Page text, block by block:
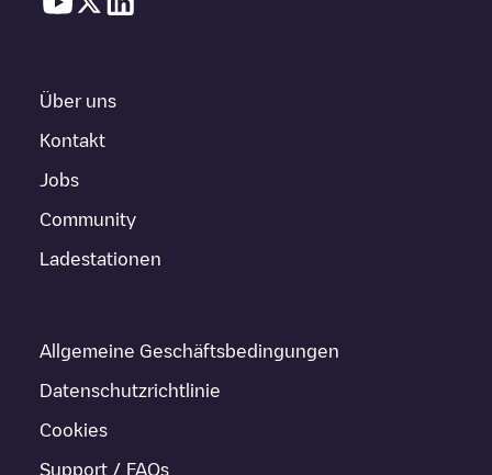
Über uns
Kontakt
Jobs
Community
Ladestationen
Allgemeine Geschäftsbedingungen
Datenschutzrichtlinie
Cookies
Support / FAQs